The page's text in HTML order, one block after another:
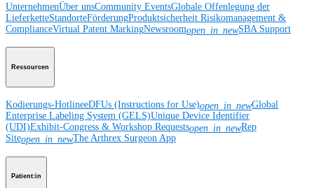
UnternehmenÜber unsCommunity EventsGlobale Offenlegung der
LieferketteStandorteFörderungProduktsicherheit Risikomanagement &
ComplianceVirtual Patent MarkingNewsroomopen_in_newSBA Support
Ressourcen
Kodierungs-HotlineeDFUs (Instructions for Use)open_in_newGlobal
Enterprise Labeling System (GELS)Unique Device Identifier
(UDI)Exhibit-Congress & Workshop Requestsopen_in_newRep
Siteopen_in_newThe Arthrex Surgeon App
Patient:in